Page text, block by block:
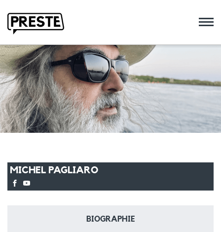
MICHEL PAGLIARO
BIOGRAPHIE